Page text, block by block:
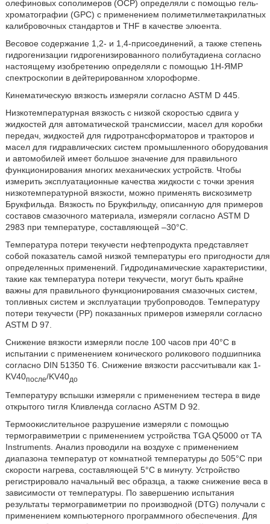
олефиновых coполимеров (OCP) определяли с помощью гель-
хроматографии (GPC) с применением полиметилметакрилатных
калибровочных стандартов и THF в качестве элюента.
Весовое содержание 1,2- и 1,4-присоединений, а также степень
гидрогенизации гидрогенизированного полибутадиена согласно
настоящему изобретению определяли с помощью 1H-ЯМР
спектроскопии в дейтерированном хлороформе.
Кинематическую вязкость измеряли согласно ASTM D 445.
Низкотемпературная вязкость с низкой скоростью сдвига у
жидкостей для автоматической трансмиссии, масел для коробки
передач, жидкостей для гидротрансформаторов и тракторов и
масел для гидравлических систем промышленного оборудования
и автомобилей имеет большое значение для правильного
функционирования многих механических устройств. Чтобы
измерить эксплуатационные качества жидкости с точки зрения
низкотемпературной вязкости, можно применять вискозиметр
Брукфильда. Вязкость по Брукфильду, описанную для примеров
составов смазочного материала, измеряли согласно ASTM D
2983 при температуре, составляющей –30°C.
Температура потери текучести нефтепродукта представляет
собой показатель самой низкой температуры его пригодности для
определенных применений. Гидродинамические характеристики,
такие как температура потери текучести, могут быть крайне
важны для правильного функционирования смазочных систем,
топливных систем и эксплуатации трубопроводов. Температуру
потери текучести (PP) показанных примеров измеряли согласно
ASTM D 97.
Снижение вязкости измеряли после 100 часов при 40°C в
испытании с применением конического роликового подшипника
согласно DIN 51350 T6. Снижение вязкости рассчитывали как 1-
KV40после/KV40до
Температуру вспышки измеряли с применением тестера в виде
открытого тигля Кливленда согласно ASTM D 92.
Термоокислительное разрушение измеряли с помощью
термогравиметрии с применением устройства TGA Q5000 от TA
Instruments. Анализ проводили на воздухе с применением
диапазона температур от комнатной температуры до 505°C при
скорости нагрева, составляющей 5°C в минуту. Устройство
регистрировало начальный вес образца, а также снижение веса в
зависимости от температуры. По завершению испытания
результаты термогравиметрии по производной (DTG) получали с
применением компьютерного программного обеспечения. Для